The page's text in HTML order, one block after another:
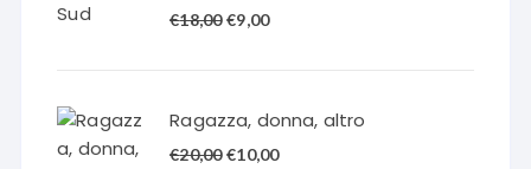
€18,00 Il
€18,00.
€9,00Il
€9,00.
Ragazza, donna, altro
€20,00 Il
€10,00Il